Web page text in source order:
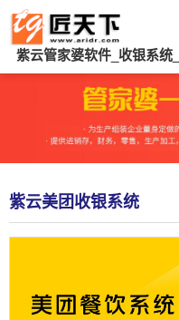
紫云管家婆软件_收银系统
紫云美团收银系统